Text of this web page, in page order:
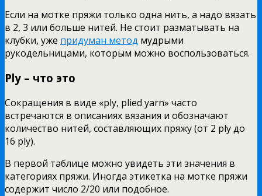
Если на мотке пряжи только одна нить, а надо вязать
в 2, 3 или больше нитей. Не стоит разматывать на
клубки, уже придуман метод мудрыми
рукодельницами, которым можно воспользоваться.
Ply – что это
Сокращения в виде «рly, plied yarn» часто
встречаются в описаниях вязания и обозначают
количество нитей, составляющих пряжу (от 2 ply до
16 ply).
В первой таблице можно увидеть эти значения в
категориях пряжи. Иногда этикетка на мотке пряжи
содержит число 2/20 или подобное.